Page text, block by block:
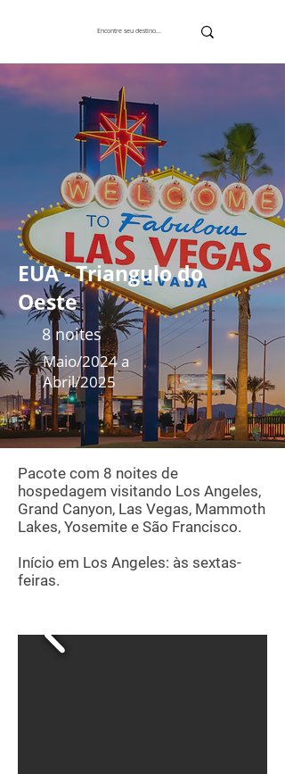
EUA - Triangulo do
Oeste
8 noites
Maio/2024 a
Abril/2025
Pacote com 8 noites de
hospedagem visitando Los Angeles,
Grand Canyon, Las Vegas, Mammoth
Lakes, Yosemite e São Francisco.
Início em Los Angeles: às sextas-
feiras.